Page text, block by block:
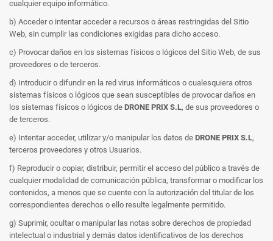
cualquier equipo informático.
b) Acceder o intentar acceder a recursos o áreas restringidas del Sitio
Web, sin cumplir las condiciones exigidas para dicho acceso.
c) Provocar daños en los sistemas físicos o lógicos del Sitio Web, de sus
proveedores o de terceros.
d) Introducir o difundir en la red virus informáticos o cualesquiera otros
sistemas físicos o lógicos que sean susceptibles de provocar daños en
los sistemas físicos o lógicos de DRONE PRIX S.L, de sus proveedores o
de terceros.
e) Intentar acceder, utilizar y/o manipular los datos de DRONE PRIX S.L,
terceros proveedores y otros Usuarios.
f) Reproducir o copiar, distribuir, permitir el acceso del público a través de
cualquier modalidad de comunicación pública, transformar o modificar los
contenidos, a menos que se cuente con la autorización del titular de los
correspondientes derechos o ello resulte legalmente permitido.
g) Suprimir, ocultar o manipular las notas sobre derechos de propiedad
intelectual o industrial y demás datos identificativos de los derechos